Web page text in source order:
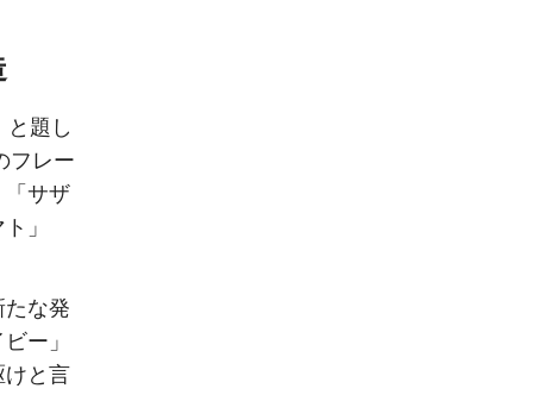
と題し
フレー
「サザ
」
な発
ー」
けと言